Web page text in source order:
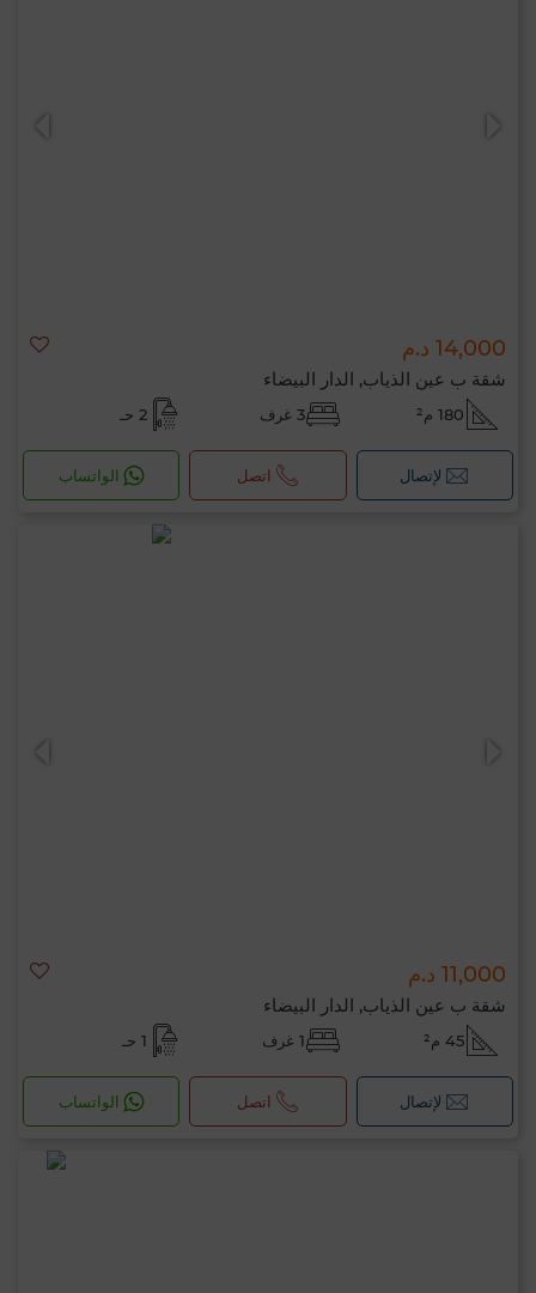
14,000 د.م
شقة ب عين الذياب, الدار البيضاء
180 م² 3 غرف 2 حـ
لإتصال اتصل الواتساب
11,000 د.م
شقة ب عين الذياب, الدار البيضاء
45 م² 1 غرف 1 حـ
لإتصال اتصل الواتساب